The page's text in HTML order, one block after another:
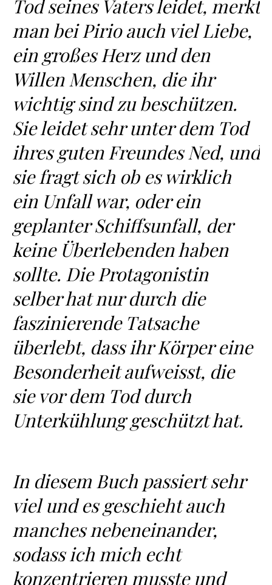
Tod seines Vaters leidet, merkt
man bei Pirio auch viel Liebe,
ein großes Herz und den
Willen Menschen, die ihr
wichtig sind zu beschützen.
Sie leidet sehr unter dem Tod
ihres guten Freundes Ned, und
sie fragt sich ob es wirklich
ein Unfall war, oder ein
geplanter Schiffsunfall, der
keine Überlebenden haben
sollte. Die Protagonistin
selber hat nur durch die
faszinierende Tatsache
überlebt, dass ihr Körper eine
Besonderheit aufweisst, die
sie vor dem Tod durch
Unterkühlung geschützt hat.
In diesem Buch passiert sehr
viel und es geschieht auch
manches nebeneinander,
sodass ich mich echt
konzentrieren musste und